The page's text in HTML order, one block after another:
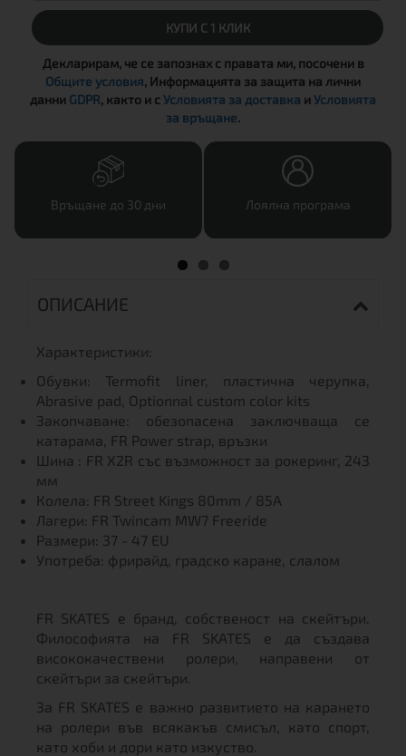
КУПИ С 1 КЛИК
Декларирам, че се запознах с правата ми, посочени в
Общите условия, Информацията за защита на лични
данни GDPR, както и сУсловията за доставка иУсловията
за връщане.
Връщане до 30 дни Лоялна програма
ОПИСАНИЕ
Характеристики:
Обувки: Termofit liner, пластична черупка,
Abrasive pad, Оptionnal custom color kits
Закопчаване: обезопасена заключваща се
катарама, FR Power strap, връзки
Шина : FR X2R със възможност за рокеринг, 243
мм
Колела: FR Street Kings 80mm / 85A
Лагери: FR Twincam MW7 Freeride
Размери: 37 - 47 EU
Употреба: фрирайд, градско каране, слалом
FR SKATES е бранд, собственост на скейтъри.
Философията на FR SKATES е да създава
висококачествени ролери, направени от
скейтъри за скейтъри.
За FR SKATES е важно развитието на карането
на ролери във всякакъв смисъл, като спорт,
като хоби и дори като изкуство.